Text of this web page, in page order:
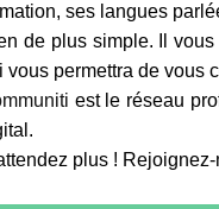
ses langues
de plus simple. Il
vous permettra de vous
est le réseau
plus ! Rejoignez-